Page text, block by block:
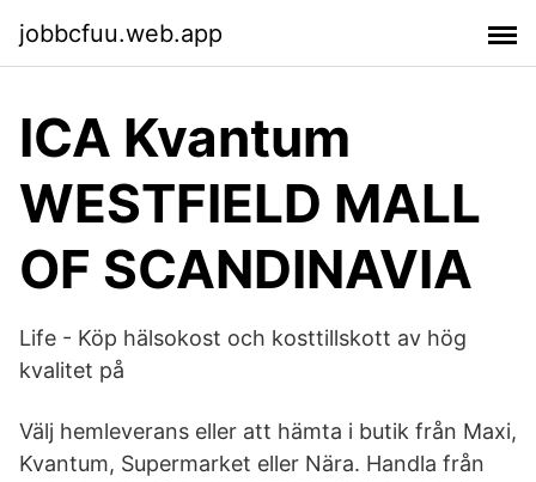
jobbcfuu.web.app
ICA Kvantum
WESTFIELD MALL
OF SCANDINAVIA
Life - Köp hälsokost och kosttillskott av hög
kvalitet på
Välj hemleverans eller att hämta i butik från Maxi,
Kvantum, Supermarket eller Nära. Handla från